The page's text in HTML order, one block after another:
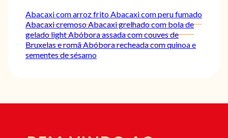
Abacaxi com arroz fritoAbacaxi com peru fumado
Abacaxi cremosoAbacaxi grelhado com bola de
gelado lightAbóbora assada com couves de
Bruxelas e romãAbóbora recheada com quinoa e
sementes de sésamo